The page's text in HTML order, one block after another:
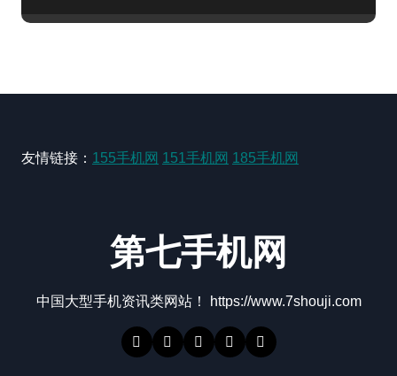
友情链接： 155手机网 151手机网 185手机网
第七手机网
中国大型手机资讯类网站！ https://www.7shouji.com